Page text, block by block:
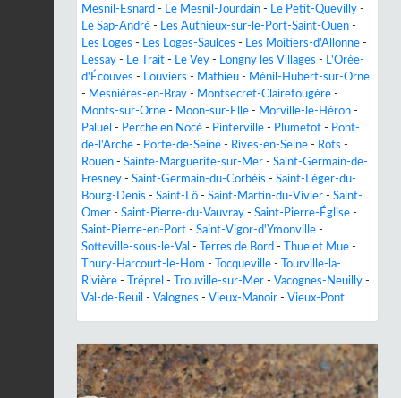
Mesnil-Esnard - Le Mesnil-Jourdain - Le Petit-Quevilly -
Le Sap-André - Les Authieux-sur-le-Port-Saint-Ouen -
Les Loges - Les Loges-Saulces - Les Moitiers-d'Allonne -
Lessay - Le Trait - Le Vey - Longny les Villages - L'Orée-
d'Écouves - Louviers - Mathieu - Ménil-Hubert-sur-Orne
- Mesnières-en-Bray - Montsecret-Clairefougère -
Monts-sur-Orne - Moon-sur-Elle - Morville-le-Héron -
Paluel - Perche en Nocé - Pinterville - Plumetot - Pont-
de-l'Arche - Porte-de-Seine - Rives-en-Seine - Rots -
Rouen - Sainte-Marguerite-sur-Mer - Saint-Germain-de-
Fresney - Saint-Germain-du-Corbéis - Saint-Léger-du-
Bourg-Denis - Saint-Lô - Saint-Martin-du-Vivier - Saint-
Omer - Saint-Pierre-du-Vauvray - Saint-Pierre-Église -
Saint-Pierre-en-Port - Saint-Vigor-d'Ymonville -
Sotteville-sous-le-Val - Terres de Bord - Thue et Mue -
Thury-Harcourt-le-Hom - Tocqueville -
Tourville-la-
Rivière - Tréprel - Trouville-sur-Mer - Vacognes-Neuilly -
Val-de-Reuil - Valognes - Vieux-Manoir - Vieux-Pont